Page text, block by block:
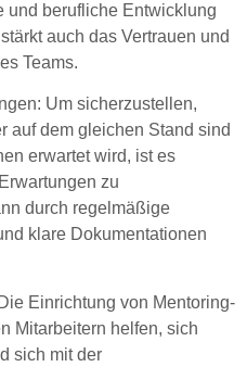
und berufliche Entwicklung
auch das Vertrauen und
Teams.
: Um sicherzustellen,
auf dem gleichen Stand sind
erwartet wird, ist es
zu
durch regelmäßige
klare Dokumentationen
Einrichtung von Mentoring-
Mitarbeitern helfen, sich
sich mit der